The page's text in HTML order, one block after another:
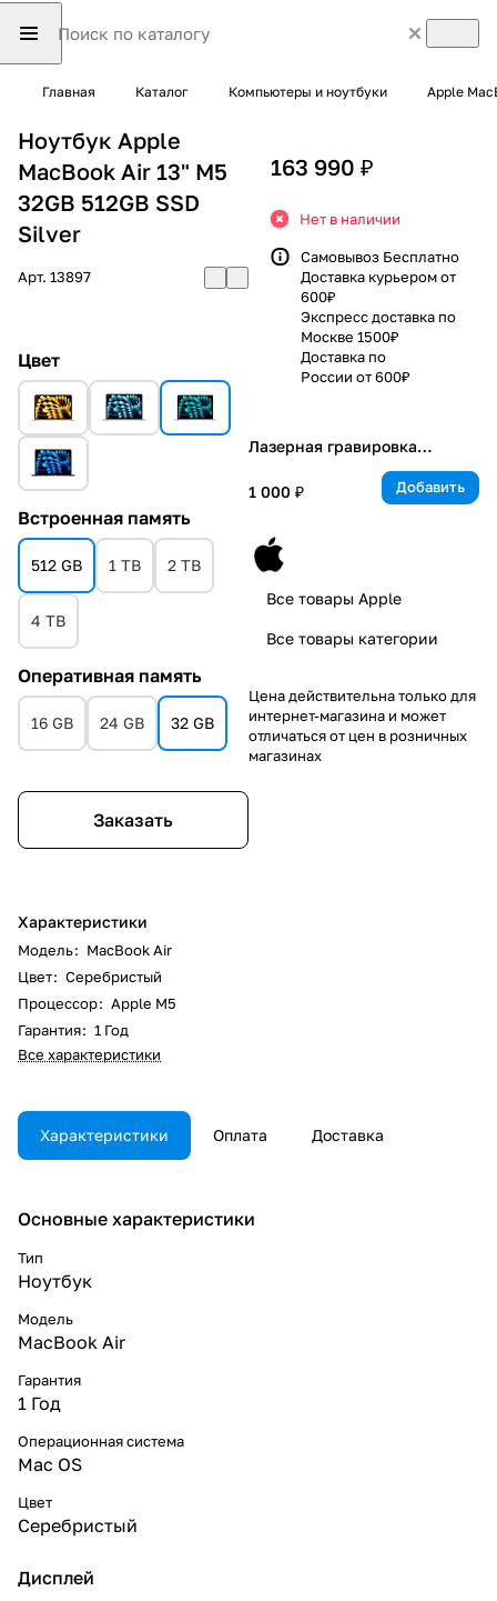
Главная Каталог Компьютеры и ноутбуки Apple
Ноутбук Apple
MacBook Air 13" M5
32GB 512GB SSD
Silver
Арт. 13897
Цвет
Встроенная память
512 GB 1 TB 2 TB
4 TB
Оперативная память
16 GB 24 GB 32 GB
Заказать
Характеристики
Модель: MacBook Air
Цвет: Серебристый
Процессор: Apple M5
Гарантия: 1 Год
Все характеристики
163 990 ₽
Нет в наличии
Самовывоз Бесплатно
Доставка курьером от
600₽
Экспресс доставка по
Москве 1500₽
Доставка по
России от 600₽
Лазерная гравировка
1 000 ₽
Добавить
Все товары Apple
Все товары категории
Цена действительна только для
интернет-магазина и может
отличаться от цен в розничных
магазинах
Характеристики Оплата Доставка
Основные характеристики
Тип
Ноутбук
Модель
MacBook Air
Гарантия
1 Год
Операционная система
Mac OS
Цвет
Серебристый
Дисплей